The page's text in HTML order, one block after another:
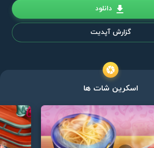
دانلود
گزارش آپدیت
اسکرین شات ها